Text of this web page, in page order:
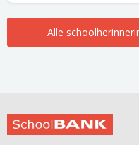
Alle